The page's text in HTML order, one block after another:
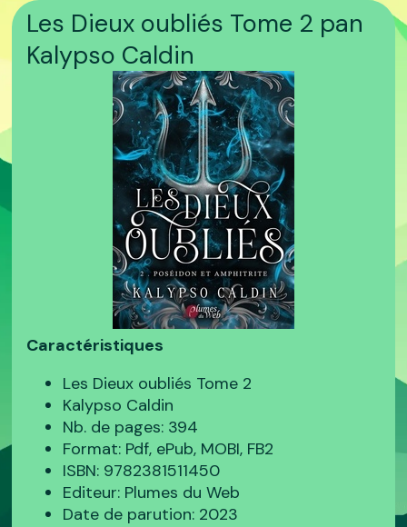
Les Dieux oubliés Tome 2 pan
Kalypso Caldin
Caractéristiques
Les Dieux oubliés Tome 2
Kalypso Caldin
Nb. de pages: 394
Format: Pdf, ePub, MOBI, FB2
ISBN: 9782381511450
Editeur: Plumes du Web
Date de parution: 2023